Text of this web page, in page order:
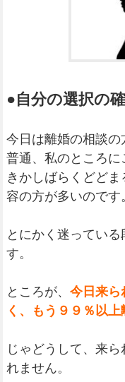
●自分の選択の確
今日は離婚の相談の
普通、私のところ
きかしばらくどど
容の方が多いのです
とにかく迷ってい
す。
ところが、 今日来ら
く、もう９９％以
じゃどうして、来
れません。